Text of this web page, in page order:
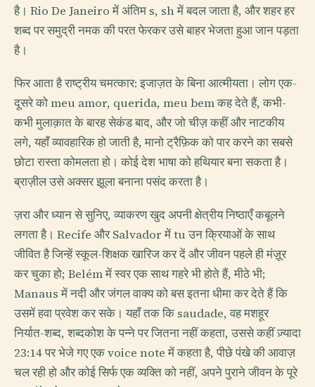
है। Rio De Janeiro में अंतिम s, sh में बदल जाता है, और शहर हर
शब्द पर समुद्री नमक की परत फेरकर उसे बाहर भेजता हुआ जान पड़ता
है।
फिर आता है राष्ट्रीय चमत्कार: इजाज़त के बिना आत्मीयता। लोग एक-
दूसरे को meu amor, querida, meu bem कह देते हैं, कभी-
कभी मुलाक़ात के बारह सेकंड बाद, और जो चीज़ कहीं और नाटकीय
लगे, यहाँ व्यावहारिक हो जाती है, मानो ट्रैफ़िक को पार करने का सबसे
छोटा रास्ता कोमलता हो। कोई देश भाषा को हथियार बना सकता है।
ब्राज़ील उसे अक्सर झूला बनाना पसंद करता है।
ज़रा और ध्यान से सुनिए, व्याकरण खुद अपनी क्षेत्रीय निष्ठाएँ कबूलने
लगता है। Recife और Salvador में tu उन क्रियाओं के साथ
जीवित है जिन्हें स्कूल-शिक्षक खारिज कर दें और जीवन पहले ही मंज़ूर
कर चुका हो; Belém में स्वर एक साथ गहरे भी होते हैं, मीठे भी;
Manaus में नदी और जंगल वाक्य को बस इतना धीमा कर देते हैं कि
उसमें हवा प्रवेश कर सके। यहाँ तक कि saudade, वह मशहूर
निर्यात-शब्द, शब्दकोश के पन्ने पर जितना नहीं कहता, उससे कहीं ज़्यादा
23:14 पर भेजे गए एक voice note में कहता है, पीछे पंखे की आवाज़
चल रही हो और कोई सिर्फ एक व्यक्ति को नहीं, अपने पुराने जीवन के पूरे